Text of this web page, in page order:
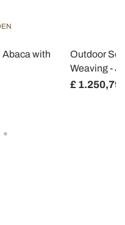
Abaca with
Outdoor
Weaving -
£ 1.250,79